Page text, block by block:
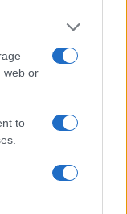
web or
to
il bollettino,